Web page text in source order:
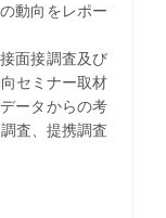
動向をレポー
面接調査及び
セミナー取材
ータからの考
査、提携調査